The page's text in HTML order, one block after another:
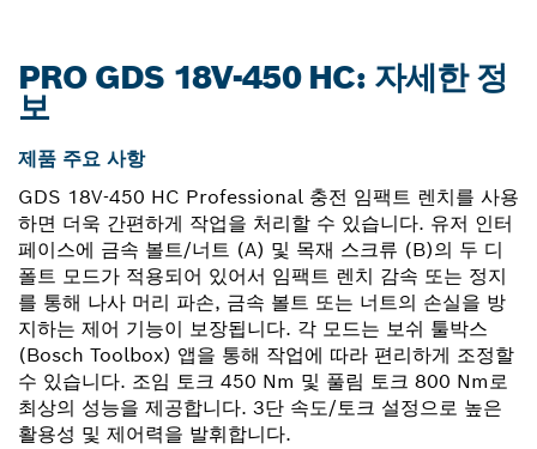
PRO GDS 18V-450 HC: 자세한 정
보
제품 주요 사항
GDS 18V-450 HC Professional 충전 임팩트 렌치를 사용
하면 더욱 간편하게 작업을 처리할 수 있습니다. 유저 인터
페이스에 금속 볼트/너트 (A) 및 목재 스크류 (B)의 두 디
폴트 모드가 적용되어 있어서 임팩트 렌치 감속 또는 정지
를 통해 나사 머리 파손, 금속 볼트 또는 너트의 손실을 방
지하는 제어 기능이 보장됩니다. 각 모드는 보쉬 툴박스
(Bosch Toolbox) 앱을 통해 작업에 따라 편리하게 조정할
수 있습니다. 조임 토크 450 Nm 및 풀림 토크 800 Nm로
최상의 성능을 제공합니다. 3단 속도/토크 설정으로 높은
활용성 및 제어력을 발휘합니다.